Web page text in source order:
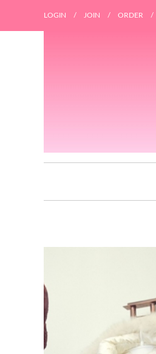
LOGIN / JOIN / ORDER /